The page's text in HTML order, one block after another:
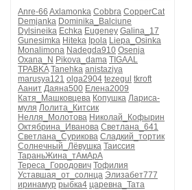
Anre-66 Axlamonka Cobbra CopperCat
Demjanka Dominika_Balciune
Dylsineika Echka Eugeney Galina_17
Gunesimka Hiteka Ipola Liepa_Osinka
Monalimona Nadegda910 Osenja
Oxana_N Pikova_dama TIGAAL
TPABKA Tanehka anistaziya
marusya121 olga2904 tezegul tkroft
Аанит Даяна500 Елена2009
Катя_Машковцева Копушка Лариса-
муля Лолита_Китсик
Нелля_Молотова Николай_Кофырин
Октябрина_Иванова Светлана_641
Светлана_Сурикова Сладкий_тортик
Солнечный_Лёвушка Таиссия
ТараньЖина_тАмАрА
Тереса_Городович Тофилия
Уставшая_от_солнца Элизабет777
иринамур рыбка4 царевна_Тата